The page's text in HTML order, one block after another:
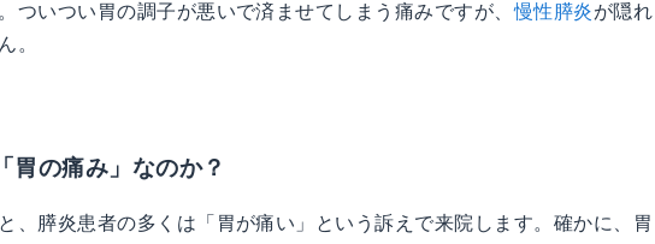
ついつい胃の調子が悪いで済ませてしまう痛みですが、慢性膵炎が隠れ
。
胃の痛み」なのか？
、膵炎患者の多くは「胃が痛い」という訴えで来院します。確かに、胃